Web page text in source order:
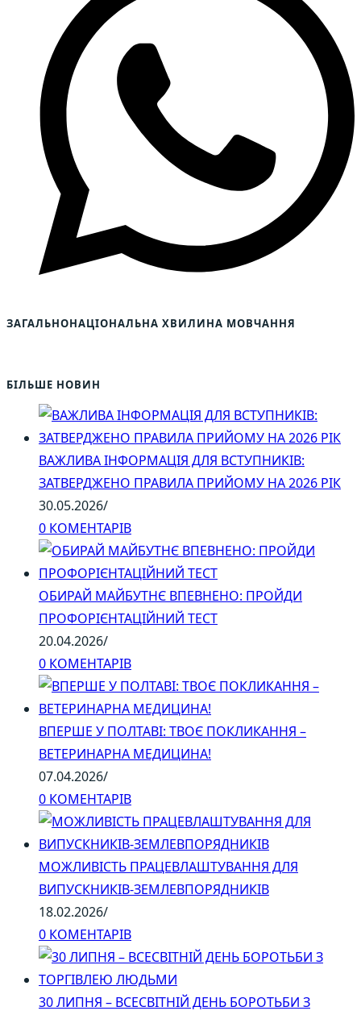
ЗАГАЛЬНОНАЦІОНАЛЬНА ХВИЛИНА МОВЧАННЯ
БІЛЬШЕ НОВИН
ВАЖЛИВА ІНФОРМАЦІЯ ДЛЯ ВСТУПНИКІВ:
ЗАТВЕРДЖЕНО ПРАВИЛА ПРИЙОМУ НА 2026 РІК
30.05.2026/
0 КОМЕНТАРІВ
ОБИРАЙ МАЙБУТНЄ ВПЕВНЕНО: ПРОЙДИ
ПРОФОРІЄНТАЦІЙНИЙ ТЕСТ
20.04.2026/
0 КОМЕНТАРІВ
ВПЕРШЕ У ПОЛТАВІ: ТВОЄ ПОКЛИКАННЯ –
ВЕТЕРИНАРНА МЕДИЦИНА!
07.04.2026/
0 КОМЕНТАРІВ
МОЖЛИВІСТЬ ПРАЦЕВЛАШТУВАННЯ ДЛЯ
ВИПУСКНИКІВ-ЗЕМЛЕВПОРЯДНИКІВ
18.02.2026/
0 КОМЕНТАРІВ
30 ЛИПНЯ – ВСЕСВІТНІЙ ДЕНЬ БОРОТЬБИ З